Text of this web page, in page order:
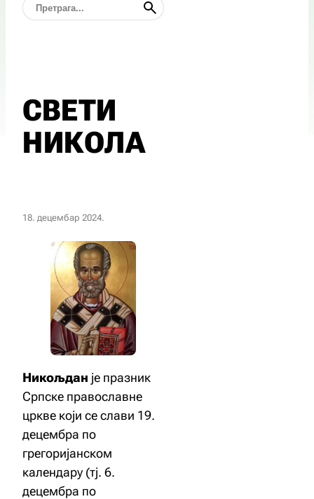
СВЕТИ
НИКОЛА
18. децембар 2024.
Никољдан је празник
Српске православне
цркве који се слави 19.
децембра по
грегоријанском
календару (тј. 6.
децембра по